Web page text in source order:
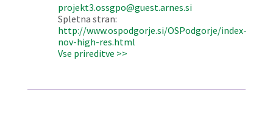
projekt3.ossgpo@guest.arnes.si
Spletna stran:
http://www.ospodgorje.si/OSPodgorje/index-
nov-high-res.html
Vse prireditve >>